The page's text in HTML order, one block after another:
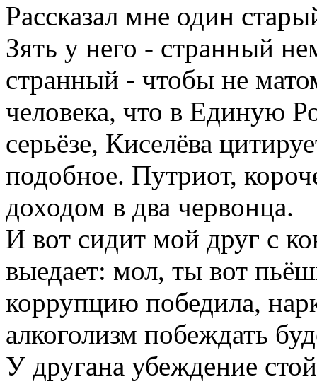
Рассказал мне один
Зять у него - странный
странный - чтобы не
человека, что в Единую
серьёзе, Киселёва
подобное. Путриот,
доходом в два червонца.
И вот сидит мой друг с
выедает: мол, ты вот
коррупцию победила,
алкоголизм побеждать
У другана убеждение